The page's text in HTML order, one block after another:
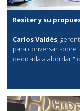
Resiter y su
Carlos Valdés,
para conversar sobre
dedicada a abordar